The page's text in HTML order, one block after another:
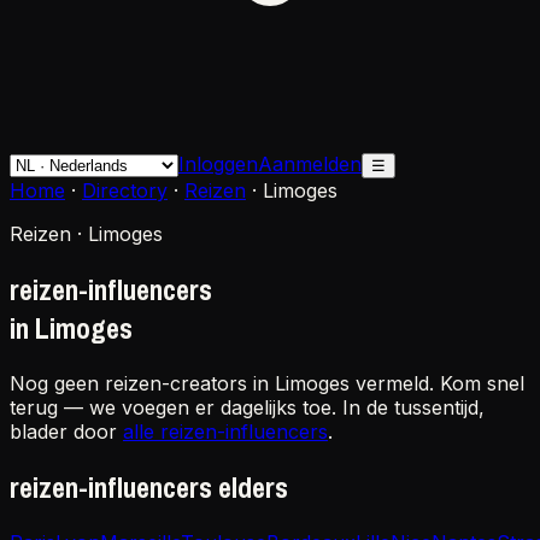
InloggenAanmelden ☰
Home · Directory · Reizen · Limoges
Reizen · Limoges
reizen-influencers
in Limoges
Nog geen reizen-creators in Limoges vermeld. Kom snel
terug — we voegen er dagelijks toe. In de tussentijd,
blader door alle reizen-influencers.
reizen-influencers elders